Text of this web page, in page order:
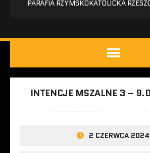
PARAFIA RZYMSKOKATOLICKA
INTENCJE MSZALNE 3 –
2 CZERWCA 2024